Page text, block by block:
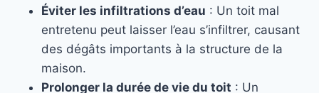
Éviter les infiltrations d’eau : Un toit mal
entretenu peut laisser l’eau s’infiltrer, causant
des dégâts importants à la structure de la
maison.
Prolonger la durée de vie du toit : Un